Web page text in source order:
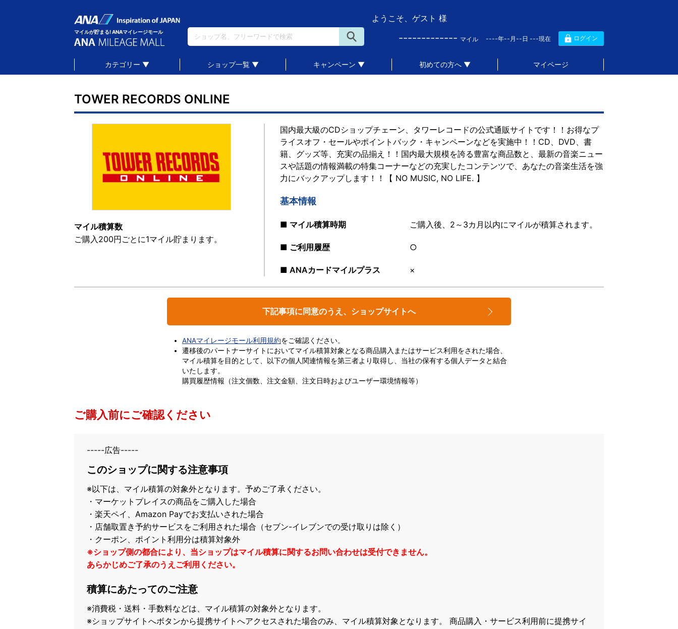
マイルが貯まる! ANAマイレージモール
ようこそ、ゲスト 様
------------- マイル ----年--月--日 ---現在 ログイン
カテゴリー ▼ ショップ一覧 ▼ キャンペーン ▼ 初めての方へ ▼ マイページ
TOWER RECORDS ONLINE
マイル積算数
ご購入200円ごとに1マイル貯まります。
国内最大級のCDショップチェーン、タワーレコードの公式通販サイトです！！お得なプ
ライスオフ・セールやポイントバック・キャンペーンなどを実施中！！CD、DVD、書
籍、グッズ等、充実の品揃え！！国内最大規模を誇る豊富な商品数と、最新の音楽ニュー
スや話題の情報満載の特集コーナーなどの充実したコンテンツで、あなたの音楽生活を強
力にバックアップします！！【 NO MUSIC, NO LIFE. 】
基本情報
■ マイル積算時期 ご購入後、2～3カ月以内にマイルが積算されます。
■ ご利用履歴 ○
■ ANAカードマイルプラス ×
下記事項に同意のうえ、ショップサイトへ
ANAマイレージモール利用規約をご確認ください。
遷移後のパートナーサイトにおいてマイル積算対象となる商品購入またはサービス利用をされた場合、
マイル積算を目的として、以下の個人関連情報を第三者より取得し、当社の保有する個人データと結合
いたします。
購買履歴情報（注文個数、注文金額、注文日時およびユーザー環境情報等）
ご購入前にご確認ください
-----広告-----
このショップに関する注意事項
※以下は、マイル積算の対象外となります。予めご了承ください。
・マーケットプレイスの商品をご購入した場合
・楽天ペイ、Amazon Payでお支払いされた場合
・店舗取置き予約サービスをご利用された場合（セブン-イレブンでの受け取りは除く）
・クーポン、ポイント利用分は積算対象外
※ショップ側の都合により、当ショップはマイル積算に関するお問い合わせは受付できません。
あらかじめご了承のうえご利用ください。
積算にあたってのご注意
※消費税・送料・手数料などは、マイル積算の対象外となります。
※ショップサイトへボタンから提携サイトへアクセスされた場合のみ、マイル積算対象となります。 商品購入・サービス利用前に提携サイ